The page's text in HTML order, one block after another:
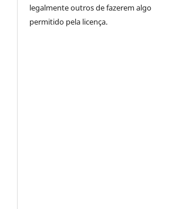
legalmente outros de fazerem algo
permitido pela licença.